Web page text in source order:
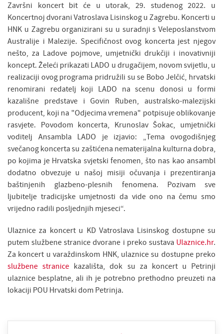
Završni koncert bit će u utorak, 29. studenog 2022. u
Koncertnoj dvorani Vatroslava Lisinskog u Zagrebu. Koncerti u
HNK u Zagrebu organizirani su u suradnji s Veleposlanstvom
Australije i Malezije. Specifičnost ovog koncerta jest njegov
nešto, za Ladove pojmove, umjetnički drukčiji i inovativniji
koncept. Želeći prikazati LADO u drugačijem, novom svijetlu, u
realizaciji ovog programa pridružili su se Bobo Jelčić, hrvatski
renomirani redatelj koji LADO na scenu donosi u formi
kazališne predstave i Govin Ruben, australsko-malezijski
producent, koji na "Odjecima vremena" potpisuje oblikovanje
rasvjete. Povodom koncerta, Krunoslav Šokac, umjetnički
voditelj Ansambla LADO je izjavio: „Tema ovogodišnjeg
svečanog koncerta su zaštićena nematerijalna kulturna dobra,
po kojima je Hrvatska svjetski fenomen, što nas kao ansambl
dodatno obvezuje u našoj misiji očuvanja i prezentiranja
baštinjenih glazbeno-plesnih fenomena. Pozivam sve
ljubitelje tradicijske umjetnosti da vide ono na čemu smo
vrijedno radili posljednjih mjeseci“.
Ulaznice za koncert u KD Vatroslava Lisinskog dostupne su
putem službene stranice dvorane i preko sustava Ulaznice.hr.
Za koncert u varaždinskom HNK, ulaznice su dostupne preko
službene stranice kazališta, dok su za koncert u Petrinji
ulaznice besplatne, ali ih je potrebno prethodno preuzeti na
lokaciji POU Hrvatski dom Petrinja.